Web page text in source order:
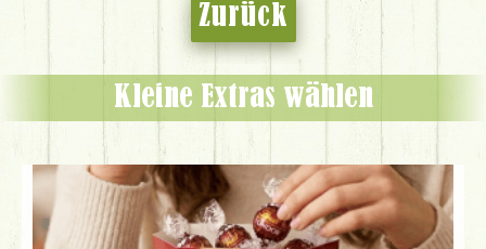
Zurück
Kleine Extras wählen